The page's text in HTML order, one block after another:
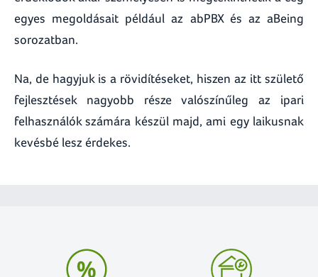
egyes megoldásait például az abPBX és az aBeing
sorozatban.
Na, de hagyjuk is a rövidítéseket, hiszen az itt születő
fejlesztések nagyobb része valószínűleg az ipari
felhasználók számára készül majd, ami egy laikusnak
kevésbé lesz érdekes.